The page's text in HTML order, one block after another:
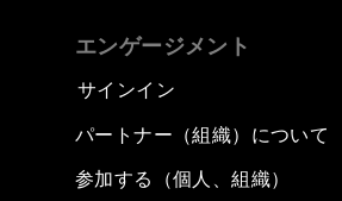
エンゲージメント
サインイン
パートナー（組織）について
参加する（個人、組織）